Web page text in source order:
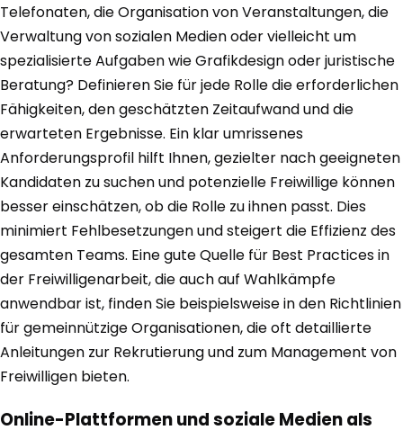
Telefonaten, die Organisation von Veranstaltungen, die
Verwaltung von sozialen Medien oder vielleicht um
spezialisierte Aufgaben wie Grafikdesign oder juristische
Beratung? Definieren Sie für jede Rolle die erforderlichen
Fähigkeiten, den geschätzten Zeitaufwand und die
erwarteten Ergebnisse. Ein klar umrissenes
Anforderungsprofil hilft Ihnen, gezielter nach geeigneten
Kandidaten zu suchen und potenzielle Freiwillige können
besser einschätzen, ob die Rolle zu ihnen passt. Dies
minimiert Fehlbesetzungen und steigert die Effizienz des
gesamten Teams. Eine gute Quelle für Best Practices in
der Freiwilligenarbeit, die auch auf Wahlkämpfe
anwendbar ist, finden Sie beispielsweise in den Richtlinien
für gemeinnützige Organisationen, die oft detaillierte
Anleitungen zur Rekrutierung und zum Management von
Freiwilligen bieten.
Online-Plattformen und soziale Medien als